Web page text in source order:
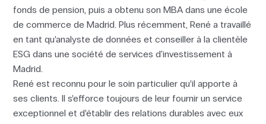
fonds de pension, puis a obtenu son MBA dans une école
de commerce de Madrid. Plus récemment, René a travaillé
en tant qu’analyste de données et conseiller à la clientèle
ESG dans une société de services d'investissement à
Madrid.
René est reconnu pour le soin particulier qu’il apporte à
ses clients. Il s’efforce toujours de leur fournir un service
exceptionnel et d’établir des relations durables avec eux